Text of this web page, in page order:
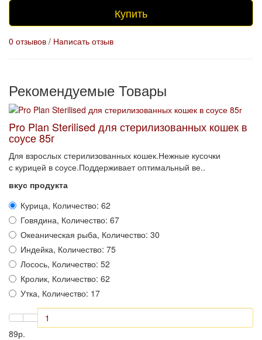
Купить
0 отзывов / Написать отзыв
Рекомендуемые Товары
Pro Plan Sterilised для стерилизованных кошек в
соусе 85г
Для взрослых стерилизованных кошек.Нежные кусочки
с курицей в соусе.Поддерживает оптимальный ве..
вкус продукта
Курица, Количество: 62
Говядина, Количество: 67
Океаническая рыба, Количество: 30
Индейка, Количество: 75
Лосось, Количество: 52
Кролик, Количество: 62
Утка, Количество: 17
89р.